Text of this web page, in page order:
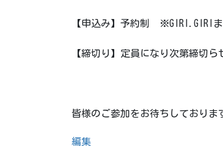
【申込み】予約制 ※GIRI.GIRI
【締切り】定員になり次第締切ら
皆様のご参加をお待ちしておりま
編集